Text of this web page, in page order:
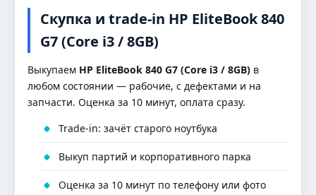
Скупка и trade-in HP EliteBook 840
G7 (Core i3 / 8GB)
Выкупаем HP EliteBook 840 G7 (Core i3 / 8GB) в
любом состоянии — рабочие, с дефектами и на
запчасти. Оценка за 10 минут, оплата сразу.
Trade-in: зачёт старого ноутбука
Выкуп партий и корпоративного парка
Оценка за 10 минут по телефону или фото